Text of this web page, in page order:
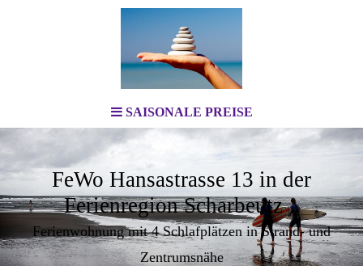
SAISONALE PREISE
FeWo Hansastrasse 13 in der
Ferienregion Scharbeutz
Ferienwohnung mit 4 Schlafplätzen in Strand- und
Zentrumsnähe